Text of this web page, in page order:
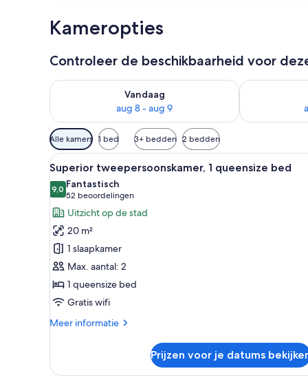
Kameropties
Controleer de beschikbaarheid voor
Vandaag
aug 8 - aug 9
De beschikbaarheid controleren voor vanavond aug
De
Beschikbare
filters
voor
kamers
Alle kamers 1 bed 3+ bedden 2 bedden
Alle
foto's
voor
Superior
tweepersoonskamer,
1
queensize
bed
laden
Een hotelkamer met een
8
Superior tweepersoonskamer, 1 queensize bed
9,09,0 van 10
Fantastisch
52 beoordelingen
(52
beoordelingen)
Uitzicht op de stad
20 m²
1 slaapkamer
Max. aantal: 2
1 queensize bed
Gratis wifi
Meer informatie
Meer
tweepersoonskamer,
Prijzen voor je datums